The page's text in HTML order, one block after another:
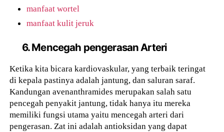
manfaat wortel
manfaat kulit jeruk
6. Mencegah pengerasan Arteri
Ketika kita bicara kardiovaskular, yang terbaik teringat
di kepala pastinya adalah jantung, dan saluran saraf.
Kandungan avenanthramides merupakan salah satu
pencegah penyakit jantung, tidak hanya itu mereka
memiliki fungsi utama yaitu mencegah arteri dari
pengerasan. Zat ini adalah antioksidan yang dapat